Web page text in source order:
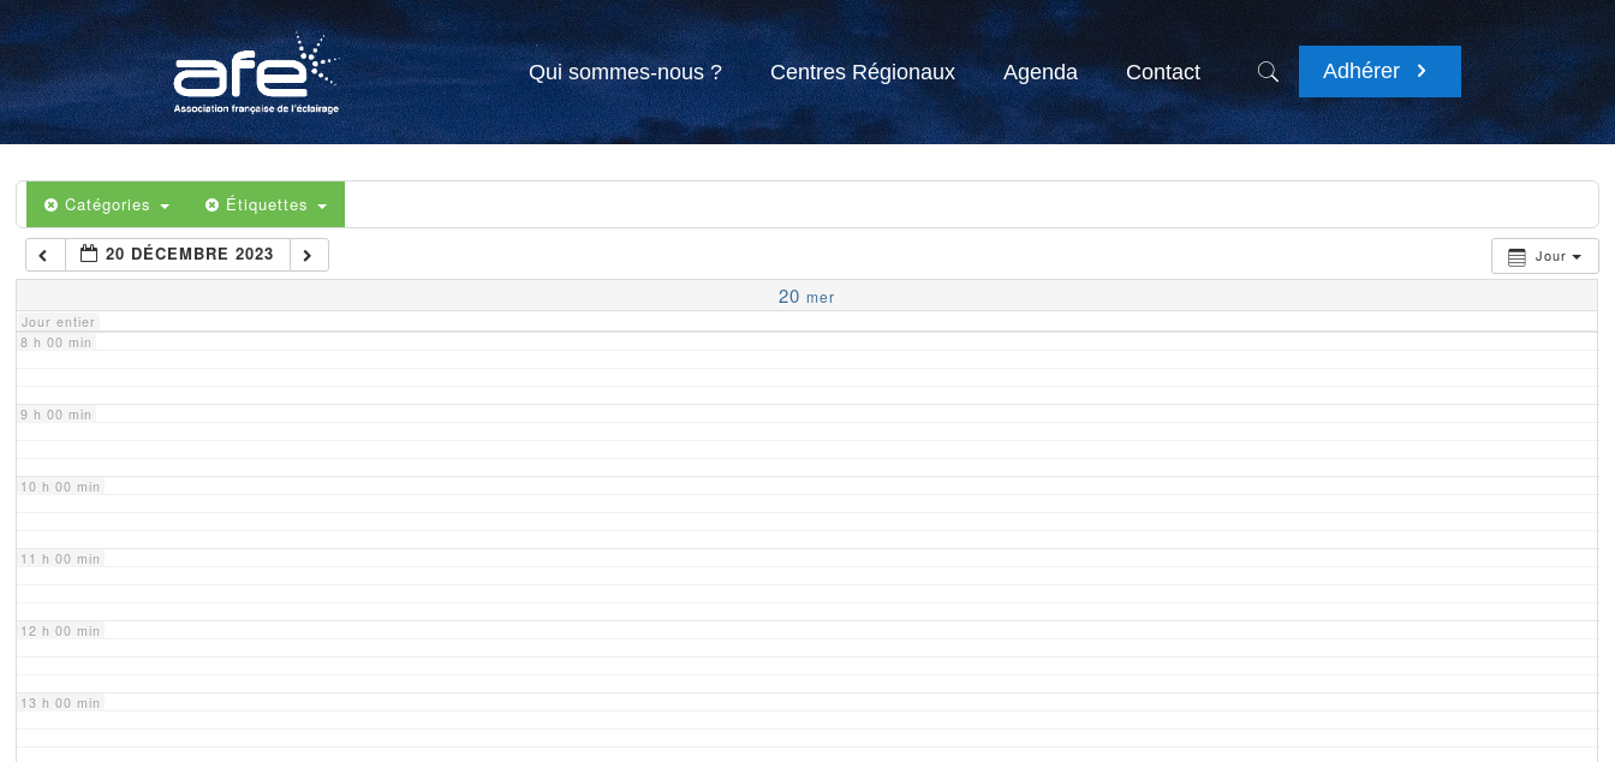
Qui sommes-nous ? Centres Régionaux Agenda Contact Adhérer
Catégories Étiquettes
Jour
20 DÉCEMBRE 2023
20 mer
Jour entier
4 h 00 min
5 h 00 min
6 h 00 min
7 h 00 min
8 h 00 min
9 h 00 min
10 h 00 min
11 h 00 min
12 h 00 min
13 h 00 min